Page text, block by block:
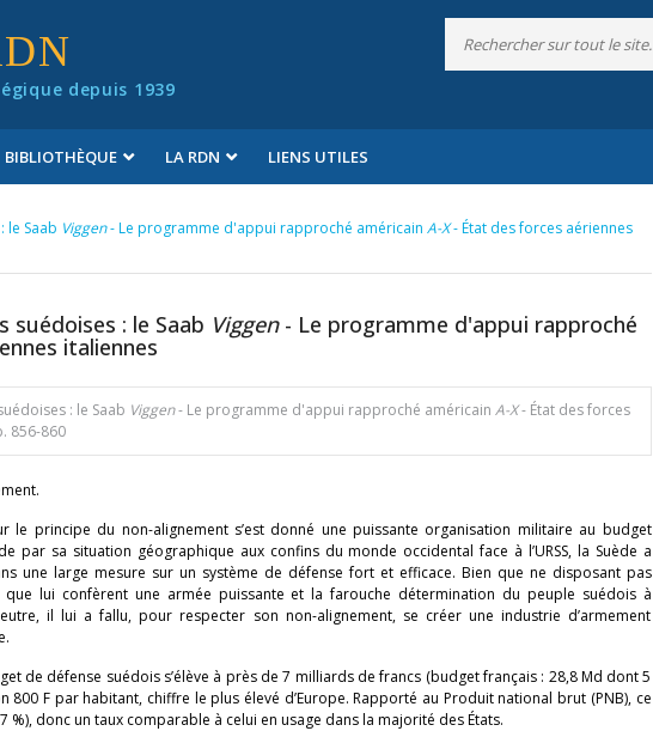
depuis 1939
BIBLIOTHÈQUE LA RDN LIENS UTILES
le Saab Viggen- Le programme d'appui rapproché américain A-X- État des forces aériennes
suédoises : le Saab Viggen - Le programme d'appui rapproché
italiennes
: le Saab Viggen- Le programme d'appui rapproché américain A-X- État des forces
856-860
principe du non-alignement s’est donné une puissante organisation militaire au budget
par sa situation géographique aux confins du monde occidental face à l’URSS, la Suède a
une large mesure sur un système de défense fort et efficace. Bien que ne disposant pas
que lui confèrent une armée puissante et la farouche détermination du peuple suédois à
il lui a fallu, pour respecter son non-alignement, se créer une industrie d’armement
de défense suédois s’élève à près de 7 milliards de francs (budget français : 28,8 Md dont 5
800 F par habitant, chiffre le plus élevé d’Europe. Rapporté au Produit national brut (PNB), ce
donc un taux comparable à celui en usage dans la majorité des États.